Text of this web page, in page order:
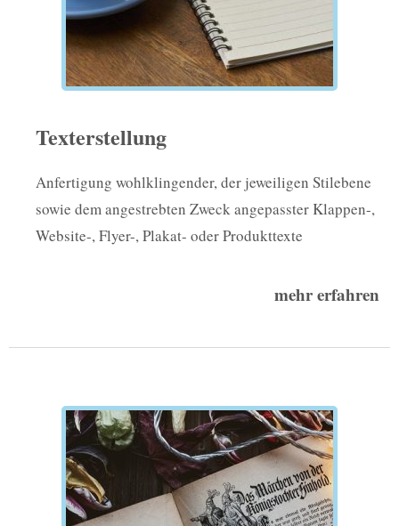
Texterstellung
Anfertigung wohlklingender, der jeweiligen Stilebene
sowie dem angestrebten Zweck angepasster Klappen-,
Website-, Flyer-, Plakat- oder Produkttexte
mehr erfahren